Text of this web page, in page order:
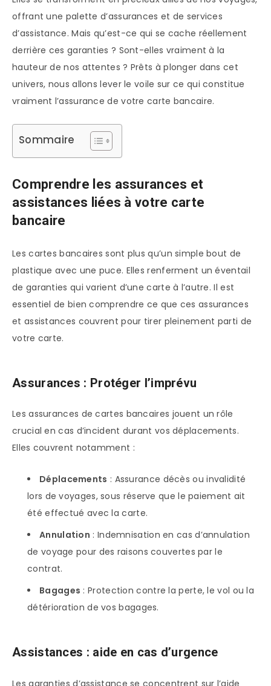
offrant une palette d’assurances et de services
d’assistance. Mais qu’est-ce qui se cache réellement
derrière ces garanties ? Sont-elles vraiment à la
hauteur de nos attentes ? Prêts à plonger dans cet
univers, nous allons lever le voile sur ce qui constitue
vraiment l’assurance de votre carte bancaire.
Sommaire
Comprendre les assurances et
assistances liées à votre carte
bancaire
Les cartes bancaires sont plus qu’un simple bout de
plastique avec une puce. Elles renferment un éventail
de garanties qui varient d’une carte à l’autre. Il est
essentiel de bien comprendre ce que ces assurances
et assistances couvrent pour tirer pleinement parti de
votre carte.
Assurances : Protéger l’imprévu
Les assurances de cartes bancaires jouent un rôle
crucial en cas d’incident durant vos déplacements.
Elles couvrent notamment :
Déplacements : Assurance décès ou invalidité
lors de voyages, sous réserve que le paiement ait
été effectué avec la carte.
Annulation : Indemnisation en cas d’annulation
de voyage pour des raisons couvertes par le
contrat.
Bagages : Protection contre la perte, le vol ou la
détérioration de vos bagages.
Assistances : aide en cas d’urgence
Les garanties d’assistance se concentrent sur l’aide